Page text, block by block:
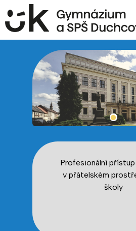
Profesionální
v přátelském
školy